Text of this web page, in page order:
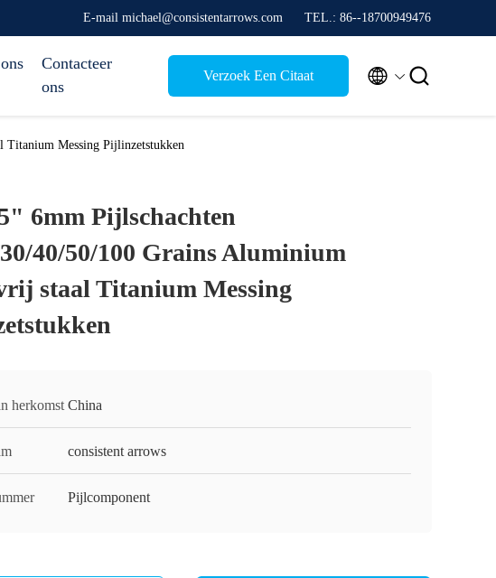
E-mail michael@consistentarrows.com TEL.: 86--18700949476
Contacteer
ons
Verzoek Een Citaat  
Titanium Messing Pijlinzetstukken
6mm Pijlschachten
40/50/100 Grains Aluminium
staal Titanium Messing
herkomst China
consistent arrows
Pijlcomponent